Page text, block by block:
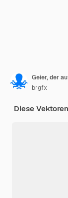
Geier, der
brgfx
Diese